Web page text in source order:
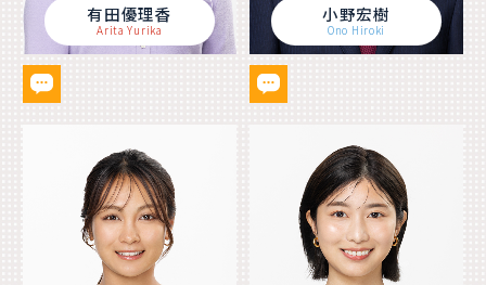
有田優理香
Arita Yurika
小野宏樹
Ono Hiroki